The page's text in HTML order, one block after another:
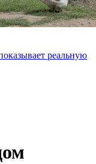
реальную